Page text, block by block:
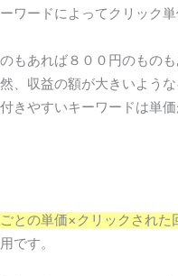
ワードによってクリック
もあれば８００円のもの
、収益の額が大きいよう
きやすいキーワードは単
との単価×クリックされた
です。